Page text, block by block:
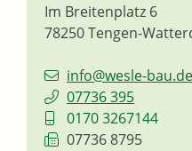
Im Breitenplatz 6
78250Tengen-
info@wesle-bau.de
07736 395
0170 3267144
07736 8795